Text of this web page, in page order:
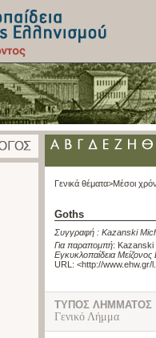
Γενικά θέματα>Μέσοι
Goths
Συγγραφή : Kazanski
Για παραπομπή: Kazanski
Εγκυκλοπαίδεια
URL: <http://www.ehw.gr/
ΤΥΠΟΣ ΛΗΜΜΑΤΟΣ
Γενικό Λήμμα